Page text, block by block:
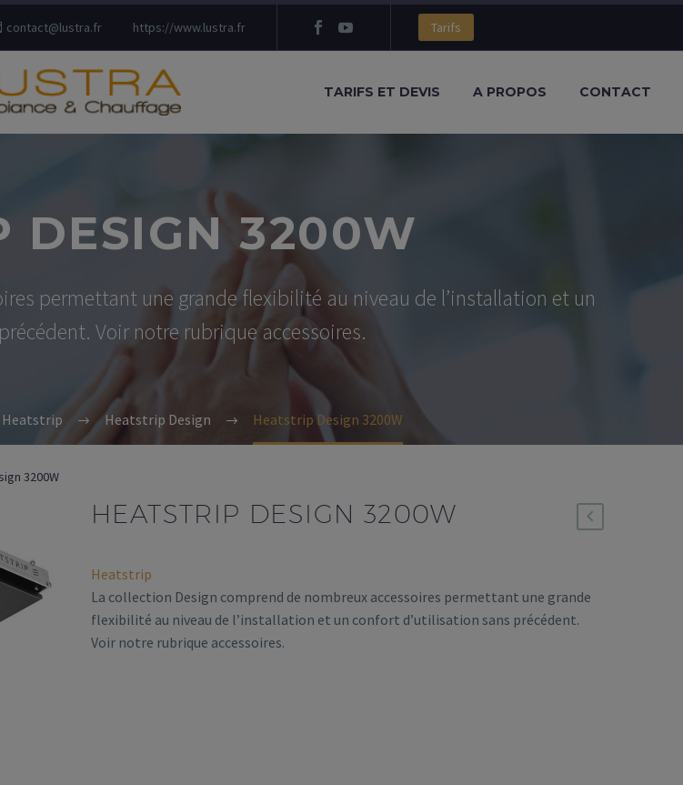
contact@lustra.fr https://www.lustra.fr Tarifs
TARIFS ET DEVIS A PROPOS CONTACT
DESIGN 3200W
permettant une grande flexibilité au niveau de l’installation et un
Voir notre rubrique accessoires.
Heatstrip Heatstrip Design Heatstrip Design 3200W
3200W
HEATSTRIP DESIGN 3200W
Heatstrip
La collection Design comprend de nombreux accessoires permettant une grande
flexibilité au niveau de l’installation et un confort d’utilisation sans précédent.
Voir notre rubrique accessoires.